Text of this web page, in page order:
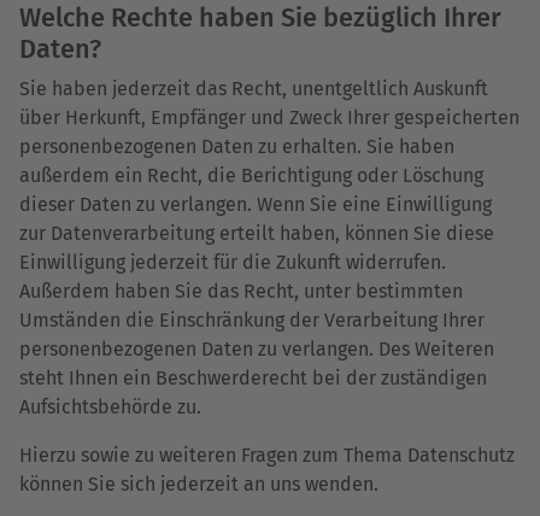
Welche Rechte haben Sie bezüglich Ihrer
Daten?
Sie haben jederzeit das Recht, unentgeltlich Auskunft
über Herkunft, Empfänger und Zweck Ihrer gespeicherten
personenbezogenen Daten zu erhalten. Sie haben
außerdem ein Recht, die Berichtigung oder Löschung
dieser Daten zu verlangen. Wenn Sie eine Einwilligung
zur Datenverarbeitung erteilt haben, können Sie diese
Einwilligung jederzeit für die Zukunft widerrufen.
Außerdem haben Sie das Recht, unter bestimmten
Umständen die Einschränkung der Verarbeitung Ihrer
personenbezogenen Daten zu verlangen. Des Weiteren
steht Ihnen ein Beschwerderecht bei der zuständigen
Aufsichtsbehörde zu.
Hierzu sowie zu weiteren Fragen zum Thema Datenschutz
können Sie sich jederzeit an uns wenden.